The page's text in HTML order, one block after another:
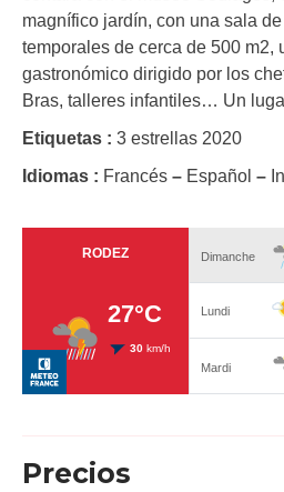
magnífico jardín, con una sala
temporales de cerca de 500 m2,
gastronómico dirigido por los
Bras, talleres infantiles… Un
Etiquetas : 3 estrellas 2020
Idiomas : Francés – Español –
Precios